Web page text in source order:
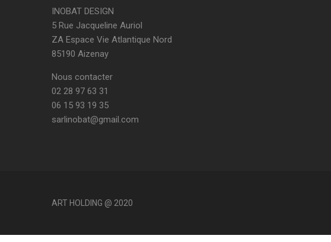
INOBAT DESIGN
5 Rue Jacqueline Auriol
ZA Espace Vie Atlantique Nord
85190 Aizenay
Nous contacter
02 28 97 63 31
06 15 93 19 35
sarlinobat@gmail.com
ART HOLDING @ 2020